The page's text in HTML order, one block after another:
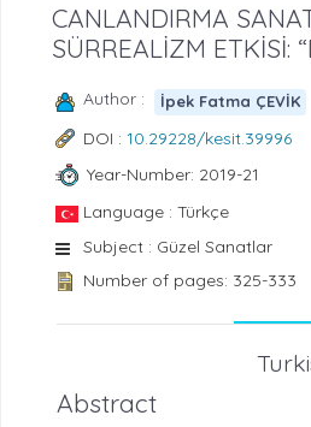
CANLANDIRMA
SÜRREALİZM ETKİSİ:
Author : İpek Fatma ÇEVİK
DOI : 10.29228/kesit.39996
Year-Number: 2019-21
Language : Türkçe
Subject : Güzel Sanatlar
Number of pages: 325-333
Abstract